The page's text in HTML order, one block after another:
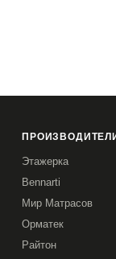
Этажерка
Bennarti
Мир Матрасов
Орматек
Райтон